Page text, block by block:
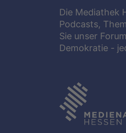
Die Mediathek
Podcasts,
Sie unser
Demokratie -